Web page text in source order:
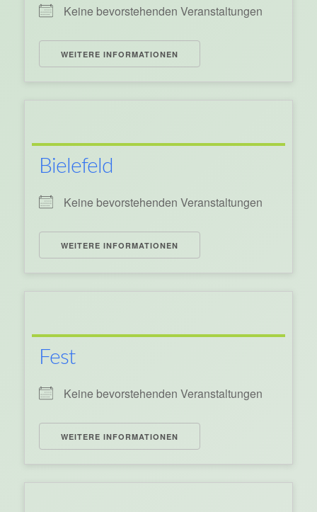
Keine bevorstehenden Veranstaltungen
WEITERE INFORMATIONEN
Bielefeld
Keine bevorstehenden Veranstaltungen
WEITERE INFORMATIONEN
Fest
Keine bevorstehenden Veranstaltungen
WEITERE INFORMATIONEN